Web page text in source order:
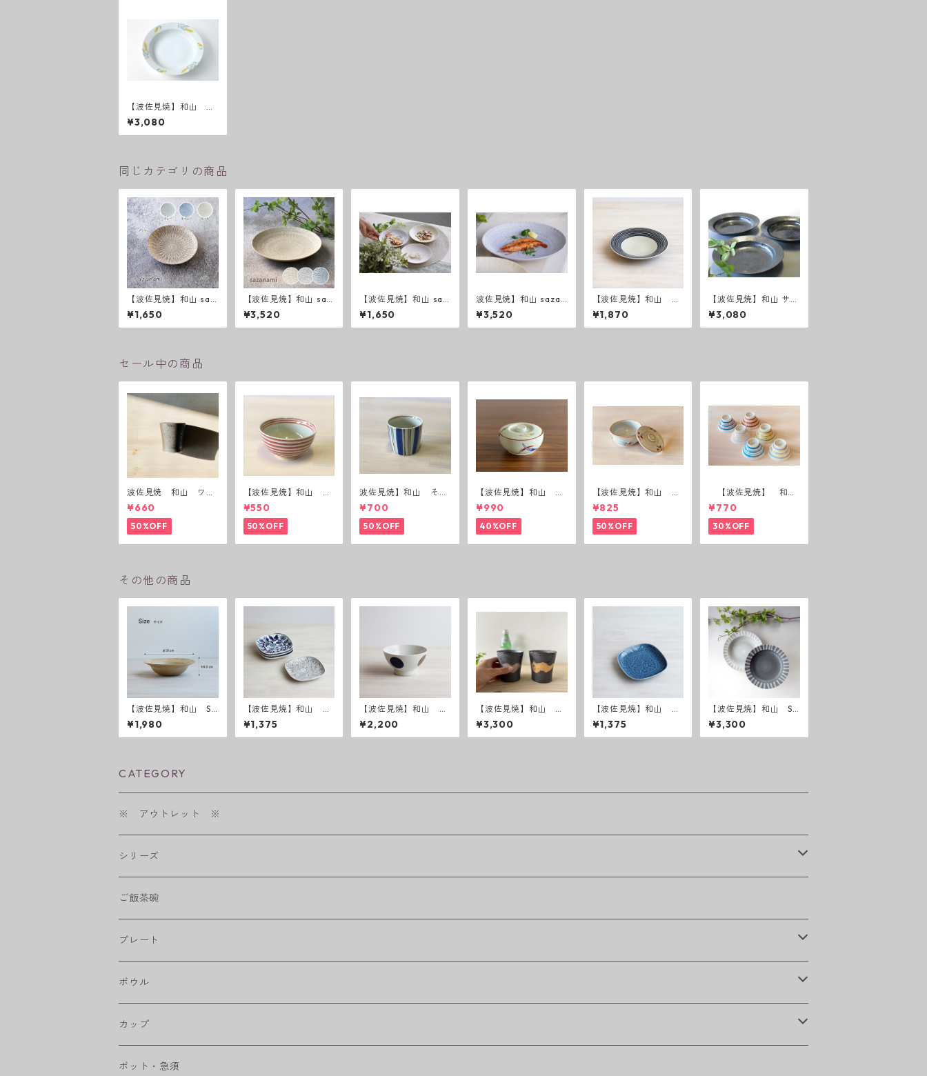
【波佐見焼】和山 和
ミモザ カレーパスタ
¥3,080
同じカテゴリの商品
【波佐見焼】和山 saz
anami 新色 ５寸皿
¥1,650
【波佐見焼】和山 saz
anami 新色 ７寸皿
¥3,520
【波佐見焼】和山 saz
anami ５寸皿
¥1,650
波佐見焼】和山 sazan
ami ７寸皿
¥3,520
【波佐見焼】和山 ボ
ーダー柄 「藍駒」6
寸皿
¥1,870
【波佐見焼】和山 サビ
カレーパスタ カレー皿
パスタ皿 和モダン シ
ンプル シック おしゃ
¥3,080
セール中の商品
波佐見焼 和山 ワビ
カップ 黒錆 3種(アウ
トレット）
¥660
50%OFF
【波佐見焼】和山 ボ
ーダー茶碗 赤
¥550
50%OFF
波佐見焼】和山 そば
猪口（十草）
¥700
50%OFF
【波佐見焼】和山 蓋
付丸鉢(唐辛子)
¥990
40%OFF
【波佐見焼】和山 蓋
付丸鉢(花絵)
¥825
50%OFF
【波佐見焼】 和
山 広東碗 二色ボー
ダー 全6パターン
¥770
30%OFF
その他の商品
【波佐見焼】和山 Sh
abby chic style ボウ
ル中
¥1,980
【波佐見焼】和山 フ
ラワーパレード取皿
¥1,375
【波佐見焼】和山 青
丸紋 広東丼 小
¥2,200
【波佐見焼】和山 持
ちやすさ抜群の焼酎カ
ップ 刷毛 波佐見
焼
¥3,300
【波佐見焼】和山 レ
リーフ・フラワーパレ
ード取皿 うす瑠璃
¥1,375
【波佐見焼】和山 Sh
abby chic style カレ
ー皿 ( ダークグレー
／ ライトグレー ）
¥3,300
CATEGORY
※ アウトレット ※
シリーズ
shabby chic style
フラワーパレード
八角シリーズ
RONDE
ベベルボウル
ご飯茶碗
プレート
楕円皿
丸皿
長皿
ボウル
大鉢
中鉢
カップ
カップ
ポット・急須